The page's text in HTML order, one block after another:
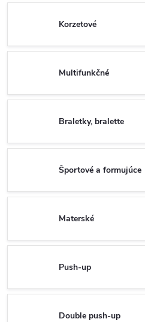
Korzetové
Multifunkčné
Braletky, bralette
Športové a formujúce
Materské
Push-up
Double push-up